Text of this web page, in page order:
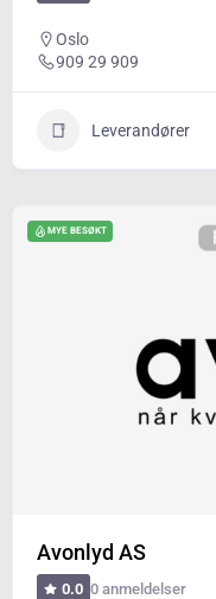
Oslo
909 29 909
Leverandører
MYE BESØKT
Avonlyd AS
0.0 0 anmeldelser